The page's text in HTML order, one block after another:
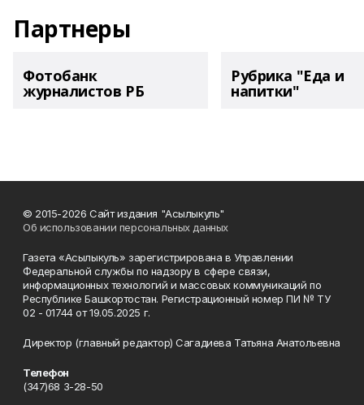
Партнеры
Фотобанк
журналистов РБ
Рубрика "Еда и
напитки"
© 2015-2026 Сайт издания "Асылыкуль"
Об использовании персональных данных
Газета «Асылыкуль» зарегистрирована в Управлении
Федеральной службы по надзору в сфере связи,
информационных технологий и массовых коммуникаций по
Республике Башкортостан. Регистрационный номер ПИ № ТУ
02 - 01744 от 19.05.2025 г.
Директор (главный редактор) Сагадиева Татьяна Анатольевна
Телефон
(347)68 3-28-50